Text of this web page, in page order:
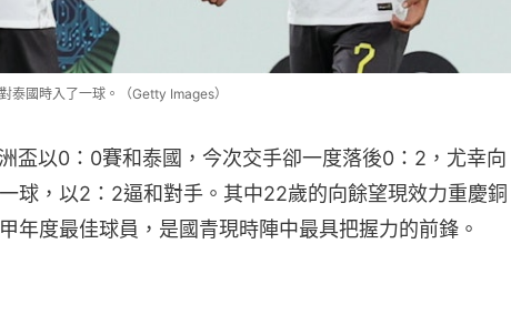
泰國時入了一球。（Getty Images）
盃以0：0賽和泰國，今次交手卻一度落後0：2，尤幸向
球，以2：2逼和對手。其中22歲的向餘望現效力重慶銅
年度最佳球員，是國青現時陣中最具把握力的前鋒。